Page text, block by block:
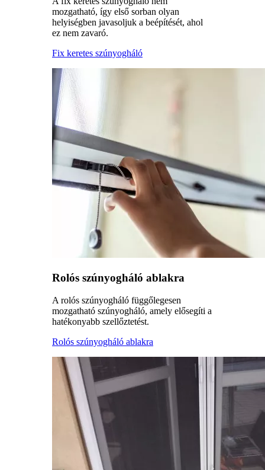
mozgatható, így első sorban olyan
helyiségben javasoljuk a beépítését, ahol
ez nem zavaró.
Fix keretes szúnyogháló
Rolós szúnyogháló ablakra
A rolós szúnyogháló függőlegesen
mozgatható szúnyogháló, amely elősegíti a
hatékonyabb szellőztetést.
Rolós szúnyogháló ablakra